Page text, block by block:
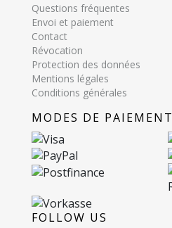
Questions fréquentes
Envoi et paiement
Contact
Révocation
Protection des données
Mentions légales
Conditions générales
MODES DE PAIEMENT
FOLLOW US